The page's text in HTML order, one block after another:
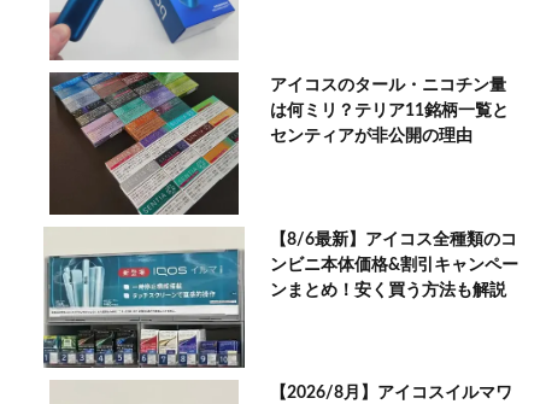
アイコスのタール・ニコチン量
は何ミリ？テリア11銘柄一覧と
センティアが非公開の理由
【8/6最新】アイコス全種類のコ
ンビニ本体価格&割引キャンペー
ンまとめ！安く買う方法も解説
【2026/8月】アイコスイルマワ